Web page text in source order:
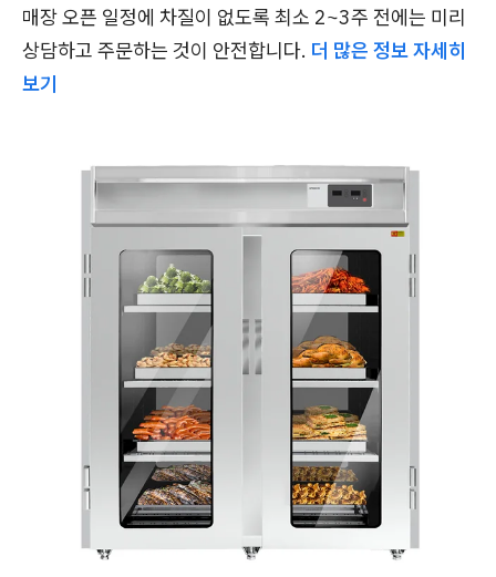
매장 오픈 일정에 차질이 없도록 최소 2~3주 전에는 미리
상담하고 주문하는 것이 안전합니다. 더 많은 정보 자세히
보기